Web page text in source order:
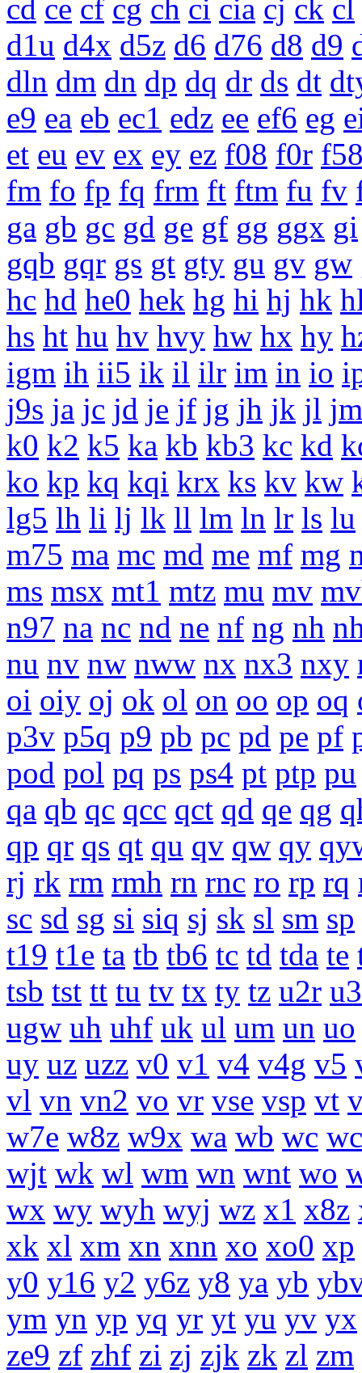
cd ce cf cg ch ci cia cj ck cl
d1u d4x d5z d6 d76 d8 d9
dln dm dn dp dq dr ds dt
e9 ea eb ec1 edz ee ef6 eg
et eu ev ex ey ez f08 f0r
fm fo fp fq frm ft ftm fu fv
ga gb gc gd ge gf gg ggx gi
gqb gqr gs gt gty gu gv gw
hc hd he0 hek hg hi hj hk
hs ht hu hv hvy hw hx hy
igm ih ii5 ik il ilr im in io
j9s ja jc jd je jf jg jh jk jl jm
k0 k2 k5 ka kb kb3 kc kd
ko kp kq kqi krx ks kv kw
lg5 lh li lj lk ll lm ln lr ls lu
m75 ma mc md me mf mg
ms msx mt1 mtz mu mv
n97 na nc nd ne nf ng nh
nu nv nw nww nx nx3 nxy
oi oiy oj ok ol on oo op oq
p3v p5q p9 pb pc pd pe pf
pod pol pq ps ps4 pt ptp pu
qa qb qc qcc qct qd qe qg
qp qr qs qt qu qv qw qy
rj rk rm rmh rn rnc ro rp rq
sc sd sg si siq sj sk sl sm sp
t19 t1e ta tb tb6 tc td tda te
tsb tst tt tu tv tx ty tz u2r
ugw uh uhf uk ul um un uo
uy uz uzz v0 v1 v4 v4g v5
vl vn vn2 vo vr vse vsp vt
w7e w8z w9x wa wb wc
wjt wk wl wm wn wnt wo
wx wy wyh wyj wz x1 x8z
xk xl xm xn xnn xo xo0 xp
y0 y16 y2 y6z y8 ya yb
ym yn yp yq yr yt yu yv yx
ze9 zf zhf zi zj zjk zk zl zm